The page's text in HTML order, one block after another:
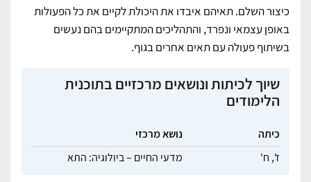
כיצור השלם. תאיהם איבדו את היכולת לקיים את כל הפעולות
באופן עצמאי ונפרד, והתהליכים המתקיימים בהם נעשים
בשיתוף פעולה עם תאים אחרים בגוף.
שיוך לכיתות ונושאים מרכזיים בתוכנית
הלימודים
כיתה
נושא מרכזי
ז', ח' מדעי החיים – ביולוגיה: התא